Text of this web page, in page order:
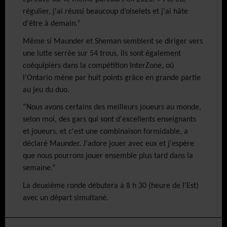
régulier, j'ai réussi beaucoup d’oiselets et j'ai hâte
d'être à demain.”
Même si Maunder et Sheman semblent se diriger vers
une lutte serrée sur 54 trous, ils sont également
coéquipiers dans la compétition InterZone, où
l'Ontario mène par huit points grâce en grande partie
au jeu du duo.
“Nous avons certains des meilleurs joueurs au monde,
selon moi, des gars qui sont d'excellents enseignants
et joueurs, et c'est une combinaison formidable, a
déclaré Maunder. J'adore jouer avec eux et j'espère
que nous pourrons jouer ensemble plus tard dans la
semaine.”
La deuxième ronde débutera à 8 h 30 (heure de l'Est)
avec un départ simultané.